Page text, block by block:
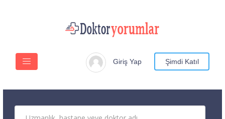
Giriş Yap Şimdi Katıl